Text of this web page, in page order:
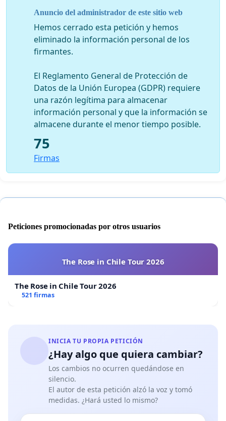
Aún más, en laDeclaración Universal de losDerechos
Humanos
, artículo 26 señala:
1. “Toda persona tiene derecho a la educación. La
educación debe ser gratuita, al menos en lo
fundamental. La instrucción elemental será
obligatoria. La instrucción Técnica y Profesional
habrá de ser generalizada; el acceso a los estudios
superiores será igual para todos, en función de los
méritos respectivos”.
Pacto Internacional de Derechos Económicos,
Sociales y Culturales, suscrito y ratificado por Chile,
señala:
económicos, sociales y culturales enunciados en el
Artículo Nº13: “Los Estados Partes en el presente
Pacto reconocen que, con objeto de lograr el pleno
ejercicio de este derecho:
b) La enseñanza secundaria, en sus diferentes
formas, incluso la enseñanza secundaria Técnica y
Profesional, debe ser generalizada y hacerse
accesible a todos, por cuantos medios sean
apropiados, y en particular por la implantación
progresiva de la enseñanza gratuita.
c) La enseñanza superior debe hacerse igualmente
Anuncio del administrador de este sitio web
Hemos cerrado esta petición y hemos
eliminado la información personal de los
firmantes.
El Reglamento General de Protección de
Datos de la Unión Europea (GDPR) requiere
una razón legítima para almacenar
información personal y que la información se
almacene durante el menor tiempo posible.
75
Firmas
Peticiones promocionadas por otros usuarios
The Rose in Chile Tour 2026
The Rose in Chile Tour 2026
521 firmas
INICIA TU PROPIA PETICIÓN
¿Hay algo que quiera cambiar?
Los cambios no ocurren quedándose en
silencio.
El autor de esta petición alzó la voz y tomó
medidas. ¿Hará usted lo mismo?